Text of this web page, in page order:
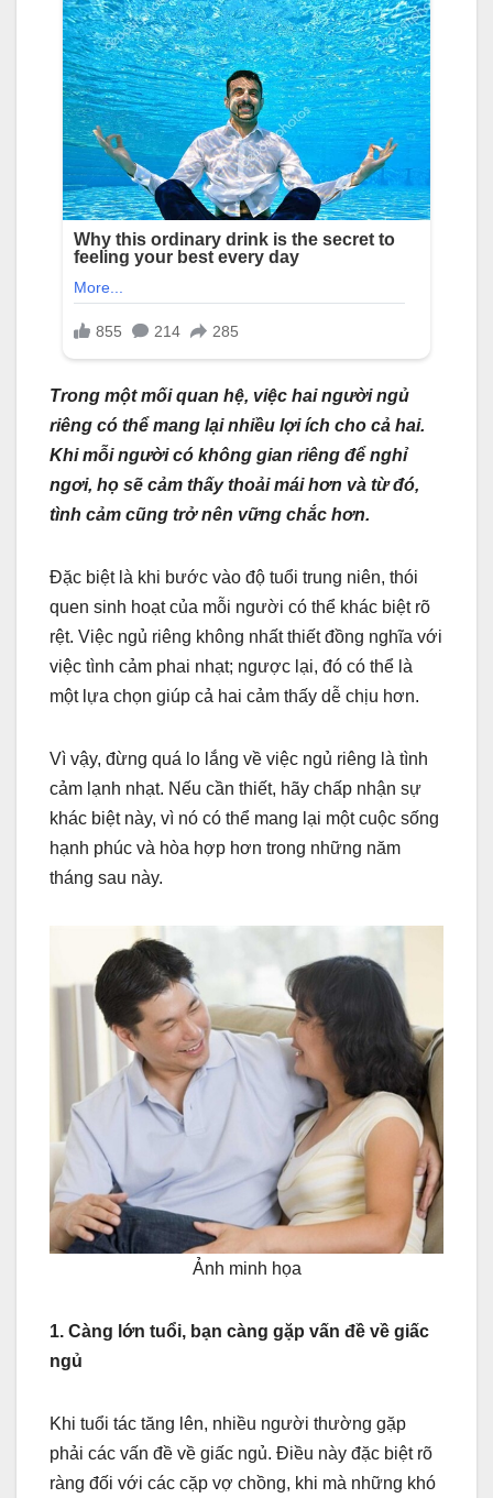
Trong một mối quan hệ, việc hai người ngủ
riêng có thể mang lại nhiều lợi ích cho cả hai.
Khi mỗi người có không gian riêng để nghỉ
ngơi, họ sẽ cảm thấy thoải mái hơn và từ đó,
tình cảm cũng trở nên vững chắc hơn.
Đặc biệt là khi bước vào độ tuổi trung niên, thói
quen sinh hoạt của mỗi người có thể khác biệt rõ
rệt. Việc ngủ riêng không nhất thiết đồng nghĩa với
việc tình cảm phai nhạt; ngược lại, đó có thể là
một lựa chọn giúp cả hai cảm thấy dễ chịu hơn.
Vì vậy, đừng quá lo lắng về việc ngủ riêng là tình
cảm lạnh nhạt. Nếu cần thiết, hãy chấp nhận sự
khác biệt này, vì nó có thể mang lại một cuộc sống
hạnh phúc và hòa hợp hơn trong những năm
tháng sau này.
Ảnh minh họa
1. Càng lớn tuổi, bạn càng gặp vấn đề về giấc
ngủ
Khi tuổi tác tăng lên, nhiều người thường gặp
phải các vấn đề về giấc ngủ. Điều này đặc biệt rõ
ràng đối với các cặp vợ chồng, khi mà những khó